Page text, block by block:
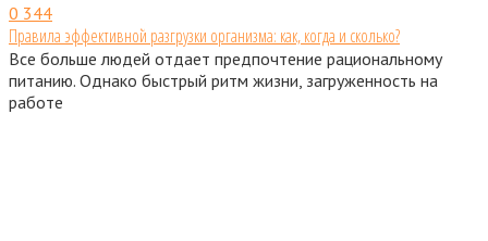
0 344
Правила эффективной разгрузки организма: как, когда и сколько?
Все больше людей отдает предпочтение рациональному
питанию. Однако быстрый ритм жизни, загруженность на
работе